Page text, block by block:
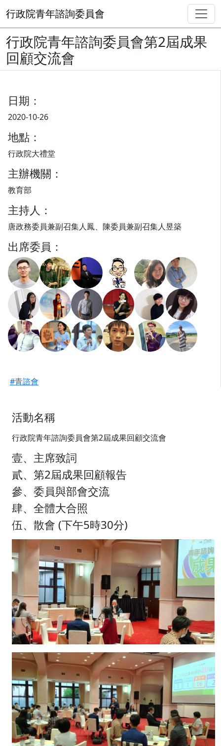
行政院青年諮詢委員會
行政院青年諮詢委員會第2屆成果
回顧交流會
日期：
2020-10-26
地點：
行政院大禮堂
主辦機關：
教育部
主持人：
唐政務委員兼副召集人鳳、陳委員兼副召集人昱築
出席委員：
#青諮會
活動名稱
行政院青年諮詢委員會第2屆成果回顧交流會
壹、主席致詞
貳、第2屆成果回顧報告
參、委員與部會交流
肆、全體大合照
伍、散會 (下午5時30分)